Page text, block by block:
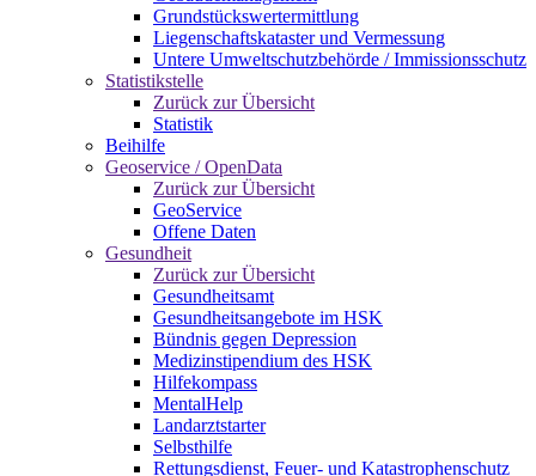
Grundstückswertermittlung
Liegenschaftskataster und Vermessung
Untere Umweltschutzbehörde / Immissionsschutz
Statistikstelle
Zurück zur Übersicht
Statistik
Beihilfe
Geoservice / OpenData
Zurück zur Übersicht
GeoService
Offene Daten
Gesundheit
Zurück zur Übersicht
Gesundheitsamt
Gesundheitsangebote im HSK
Bündnis gegen Depression
Medizinstipendium des HSK
Hilfekompass
MentalHelp
Landarztstarter
Selbsthilfe
Rettungsdienst, Feuer- und Katastrophenschutz